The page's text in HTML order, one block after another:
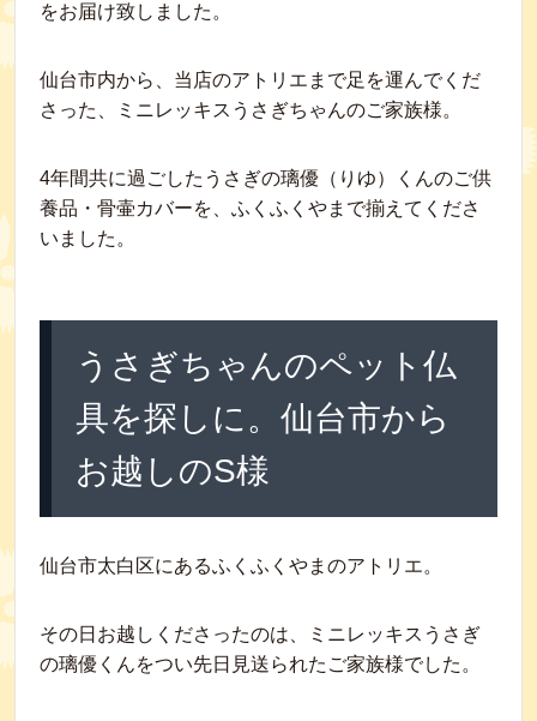
をお届け致しました。
仙台市内から、当店のアトリエまで足を運んでくだ
さった、ミニレッキスうさぎちゃんのご家族様。
4年間共に過ごしたうさぎの璃優（りゆ）くんのご供
養品・骨壷カバーを、ふくふくやまで揃えてくださ
いました。
うさぎちゃんのペット仏
具を探しに。仙台市から
お越しのS様
仙台市太白区にあるふくふくやまのアトリエ。
その日お越しくださったのは、ミニレッキスうさぎ
の璃優くんをつい先日見送られたご家族様でした。